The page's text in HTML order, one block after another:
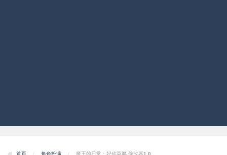
首頁 / 角色扮演 / 魔王的日常：妃你莫屬 修改器1.0